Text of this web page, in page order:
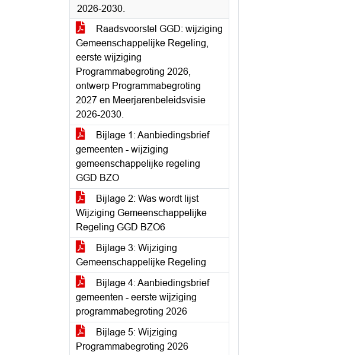
2026-2030.
Raadsvoorstel GGD: wijziging
Gemeenschappelijke Regeling,
eerste wijziging
Programmabegroting 2026,
ontwerp Programmabegroting
2027 en Meerjarenbeleidsvisie
2026-2030.
Bijlage 1: Aanbiedingsbrief
gemeenten - wijziging
gemeenschappelijke regeling
GGD BZO
Bijlage 2: Was wordt lijst
Wijziging Gemeenschappelijke
Regeling GGD BZO6
Bijlage 3: Wijziging
Gemeenschappelijke Regeling
Bijlage 4: Aanbiedingsbrief
gemeenten - eerste wijziging
programmabegroting 2026
Bijlage 5: Wijziging
Programmabegroting 2026